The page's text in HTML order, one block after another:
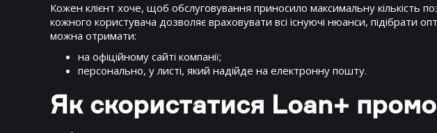
Кожен клієнт хоче, щоб обслуговування приносило максимальну кількість
кожного користувача дозволяє враховувати всі існуючі нюанси, підібрати
можна отримати:
на офіційному сайті компанії;
персонально, у листі, який надійде на електронну пошту.
Як скористатися Loan+